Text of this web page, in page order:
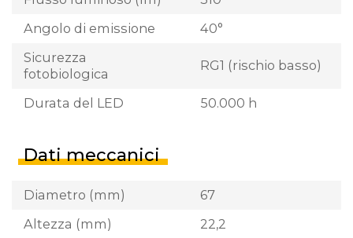
Angolo di emissione
40°
Sicurezza
fotobiologica
RG1 (rischio basso)
Durata del LED 50.000 h
Dati meccanici
Diametro (mm)
67
Altezza (mm)
22,2